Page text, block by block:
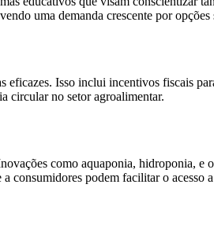
uma demanda crescente por opções
Isso inclui incentivos fiscais
circular no setor agroalimentar.
como aquaponia, hidroponia,
consumidores podem facilitar o acesso